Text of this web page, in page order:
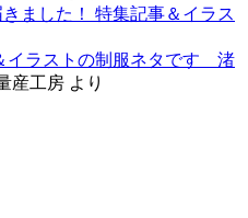
ました！ 特集記事＆イラス
イラストの制服ネタです 渚
産工房 より